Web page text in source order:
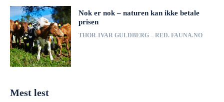
Nok er nok – naturen kan ikke betale
prisen
THOR-IVAR GULDBERG – RED. FAUNA.NO
Mest lest